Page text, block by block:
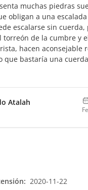
muchas piedras
obligan a una
escalarse sin cuerda,
torreón de la cumbre y
hacen aconsejable
que bastaría una
Atalah
2020-11-22